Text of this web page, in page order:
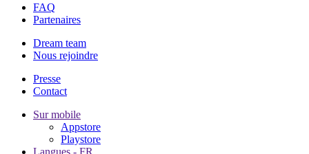
FAQ
Partenaires
Dream team
Nous rejoindre
Presse
Contact
Sur mobile
Appstore
Playstore
Langues - FR